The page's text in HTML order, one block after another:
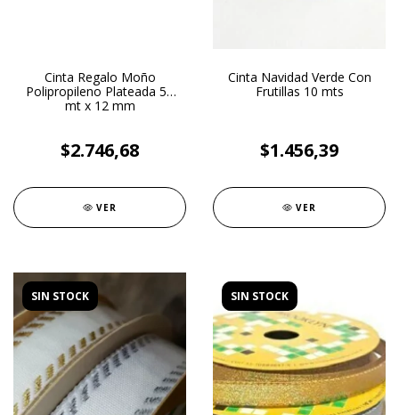
Cinta Regalo Moño
Polipropileno Plateada 50
mt x 12 mm
$2.746,68
VER
Cinta Navidad Verde Con
Frutillas 10 mts
$1.456,39
VER
SIN STOCK SIN STOCK